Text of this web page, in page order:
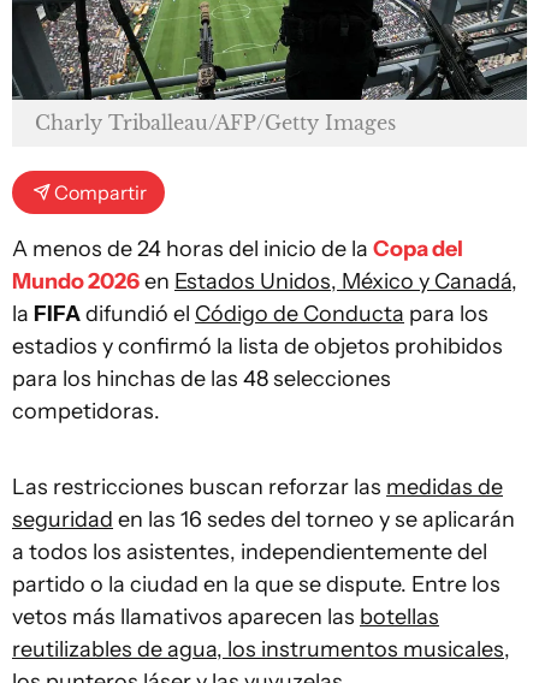
Charly Triballeau/AFP/Getty Images
Compartir
A menos de 24 horas del inicio de la Copa del
Mundo 2026en Estados Unidos, México y Canadá,
la FIFAdifundió el Código de Conducta para los
estadios y confirmó la lista de objetos prohibidos
para los hinchas de las 48 selecciones
competidoras.
Las restricciones buscan reforzar las medidas de
seguridad en las 16 sedes del torneo y se aplicarán
a todos los asistentes, independientemente del
partido o la ciudad en la que se dispute. Entre los
vetos más llamativos aparecen las botellas
reutilizables de agua, los instrumentos musicales,